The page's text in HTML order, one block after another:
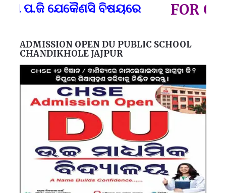
ଯେକୈଣସି ବିଷୟରେ FOR GOVT
ADMISSION OPEN DU PUBLIC SCHOOL
CHANDIKHOLE JAJPUR